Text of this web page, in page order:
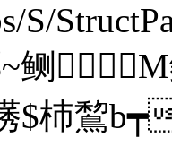
S/
~鲗
杮鵹